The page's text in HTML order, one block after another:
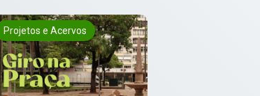
Projetos e Acervos